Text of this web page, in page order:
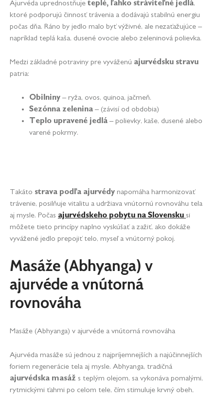
Ajurvéda uprednostňuje teplé, ľahko stráviteľné jedlá,
ktoré podporujú činnosť trávenia a dodávajú stabilnú energiu
počas dňa. Ráno by jedlo malo byť výživné, ale nezaťažujúce –
napríklad teplá kaša, dusené ovocie alebo zeleninová polievka.
Medzi základné potraviny pre vyváženú ajurvédsku stravu
patria:
Obilniny – ryža, ovos, quinoa, jačmeň.
Sezónna zelenina – (závisí od obdobia)
Teplo upravené jedlá – polievky, kaše, dusené alebo
varené pokrmy.
Takáto strava podľa ajurvédy napomáha harmonizovať
trávenie, posilňuje vitalitu a udržiava vnútornú rovnováhu tela
aj mysle. Počas ajurvédskeho pobytu na Slovensku si
môžete tieto princípy naplno vyskúšať a zažiť, ako dokáže
vyvážené jedlo prepojiť telo, myseľ a vnútorný pokoj.
Masáže (Abhyanga) v
ajurvéde a vnútorná
rovnováha
Masáže (Abhyanga) v ajurvéde a vnútorná rovnováha
Ajurvéda masáže sú jednou z najpríjemnejších a najúčinnejších
foriem regenerácie tela aj mysle. Abhyanga, tradičná
ajurvédska masáž s teplým olejom, sa vykonáva pomalými,
rytmickými ťahmi po celom tele, čím stimuluje krvný obeh,